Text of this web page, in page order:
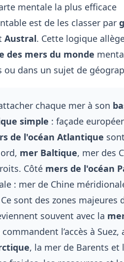
mentale la plus efficace
est de les classer par
Austral. Cette logique
des mers du monde
ou dans un sujet de
chaque mer à son
simple : façade
de l'océan Atlantique
mer Baltique, mer des
Côté mers de l'océan
: mer de Chine
sont des zones majeures
souvent avec la
l’accès à
, la mer de Barents et